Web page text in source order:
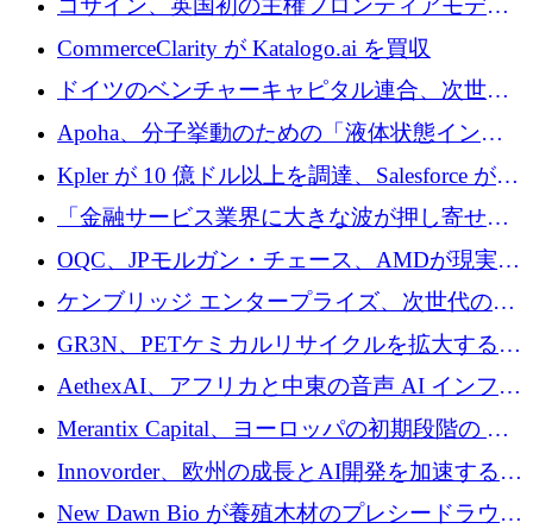
コサイン、英国初の主権フロンティアモデル
で業界の支援を確保
CommerceClarity が Katalogo.ai を買収
ドイツのベンチャーキャピタル連合、次世代
スタートアップの成長に向けて機関投資家へ
の資本シフトを呼びかけ
Apoha、分子挙動のための「液体状態インテ
リジェンス」を構築するために3,600万ドルを
かけてステルス状態から出現
Kpler が 10 億ドル以上を調達、Salesforce が
Contentful を買収、Built in Europe キャンペー
ンを開始
「金融サービス業界に大きな波が押し寄せて
いる」と「欧州初のAIネイティブ銀行」のボ
スが語る
OQC、JPモルガン・チェース、AMDが現実世
界のフィンテック・アプリケーションを探索
するためにQuantum-AIデータセンターを立ち
上げ
ケンブリッジ エンタープライズ、次世代のデ
ィープテック創設者向けにロンドンの出発点
を構築
GR3N、PETケミカルリサイクルを拡大するた
めにシリーズBで1,550万ユーロを調達
AethexAI、アフリカと中東の音声 AI インフラ
ストラクチャを構築するために 300 万ドルを
Merantix Capital、ヨーロッパの初期段階の AI
スタートアップ向けに 1 億 300 万ユーロのフ
ァンドを立ち上げる
Innovorder、欧州の成長とAI開発を加速するた
めに2,000万ユーロを確保
New Dawn Bio が養殖木材のプレシードラウン